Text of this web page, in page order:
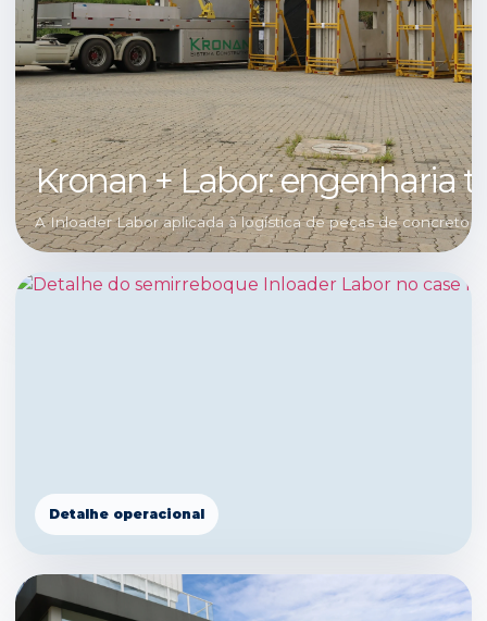
Kronan + Labor: engenharia
A Inloader Labor aplicada à logística de peças de concreto
Detalhe operacional